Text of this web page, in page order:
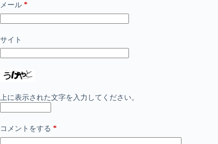
メール *
サイト
上に表示された文字を入力してください。
コメントをする *